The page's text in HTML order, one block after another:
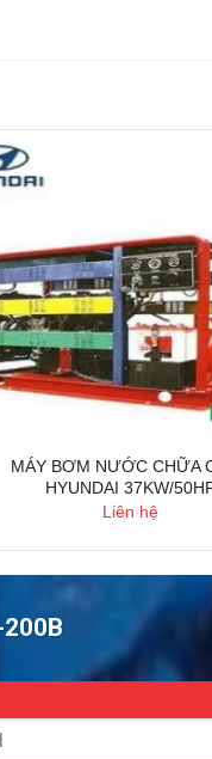
MÁY BƠM NƯỚC CHỮA
HYUNDAI 37KW/
Liên hệ
200B